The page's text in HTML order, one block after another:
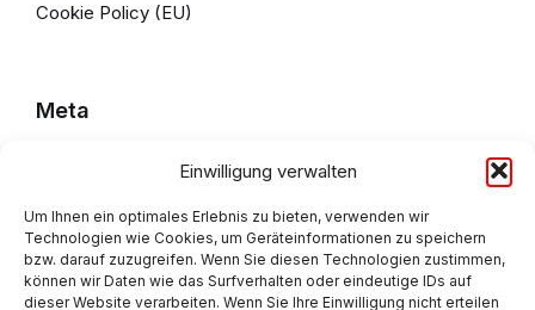
Einwilligung verwalten
Um Ihnen ein optimales Erlebnis zu bieten, verwenden wir
Technologien wie Cookies, um Geräteinformationen zu speichern
bzw. darauf zuzugreifen. Wenn Sie diesen Technologien zustimmen,
können wir Daten wie das Surfverhalten oder eindeutige IDs auf
dieser Website verarbeiten. Wenn Sie Ihre Einwilligung nicht erteilen
Cookie Policy (EU)
Meta
Datenschutzerklärung
Cookie Policy (EU)